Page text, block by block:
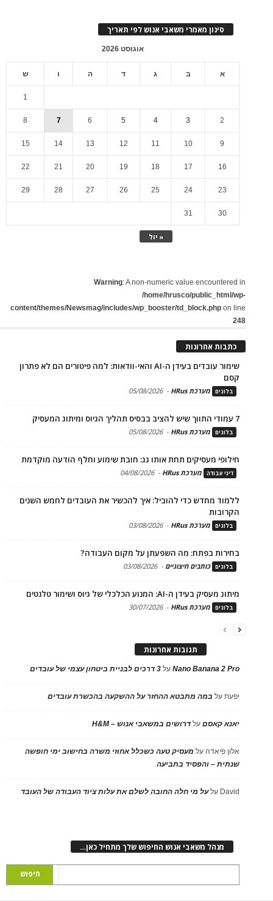
סינון מאמרי משאבי אנוש לפי תאריך
אוגוסט 2026
א ב ג ד ה ו ש
« יול
1
2
3
4
5
6
7
8
9
10
11
12
13
14
15
16
17
18
19
20
21
22
23
24
25
26
27
28
29
30
31
Warning: A non-numeric value encountered in
/home/hrusco/public_html/wp-
content/themes/Newsmag/includes/wp_booster/td_block.php on line
248
כתבות אחרונות
שימור עובדים בעידן ה-AI והאי-וודאות: למה פיטורים הם לא פתרון
קסם
בלוגים מערכת HRus -
05/08/2026
7 עמודי התווך שיש להציב בבסיס תהליך הגיוס ומיתוג המעסיק
בלוגים מערכת HRus -
05/08/2026
חילופי מעסיקים תחת אותו גג: חובת שימוע וחלף הודעה מוקדמת
דיני עבודה מערכת HRus -
04/08/2026
ללמוד מחדש כדי להוביל: איך להכשיר את העובדים לחמש השנים
הקרובות
בלוגים מערכת HRus -
03/08/2026
בחירות בפתח: מה השפעתן על מקום העבודה?
בלוגים כותבים חיצוניים -
03/08/2026
מיתוג מעסיק בעידן ה-AI: המנוע הכלכלי של גיוס ושימור טלנטים
בלוגים מערכת HRus -
30/07/2026
תגובות אחרונות
Nano Banana 2 Proעל 3 דרכים לבניית ביטחון עצמי של עובדים
יפעתעל במה מתבטא ההחזר על ההשקעה בהכשרת עובדים
יאנא קאסםעלדרושים במשאבי אנוש – H&M
אלון פיאדה על מעסיק טעה כשכלל אחוזי משרה בחישוב ימי חופשה
שנתית – והפסיד בתביעה
David עלעל מי חלה החובה לשלם את עלות ציוד העבודה של העובד
מנהל משאבי אנוש החיפוש שלך מתחיל כאן…